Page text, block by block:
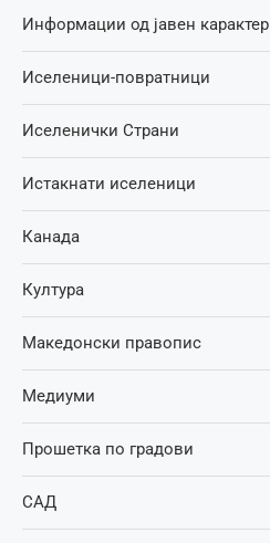
Информации од јавен карактер
Иселеници-повратници
Иселенички Страни
Истакнати иселеници
Канада
Култура
Македонски правопис
Медиуми
Прошетка по градови
САД